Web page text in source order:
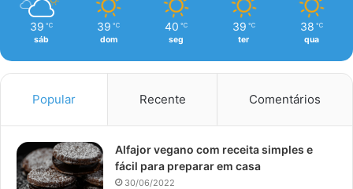
39 ℃
sáb
39 ℃
dom
40 ℃
seg
39 ℃
ter
38 ℃
qua
Popular Recente Comentários
Alfajor vegano com receita simples e
fácil para preparar em casa
30/06/2022